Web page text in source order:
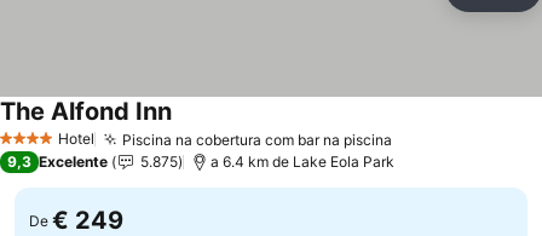
4 EstrelasHotel Piscina na cobertura com bar na piscina
The Alfond InnVer preços
9,3 Excelente 5.875 a 6.4 km de Lake Eola Park
De € 249